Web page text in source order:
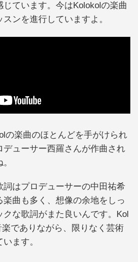
ています。今はKolokolの楽曲
ンを進行していますよ。
楽曲のほとんどを手がけられ
デューサー西羅さんが作曲され
はプロデューサーの中田祐希
楽曲も多く、想像の余地をしっ
な歌詞がまた良いんです。Kol
でありながら、限りなく芸術
ます。